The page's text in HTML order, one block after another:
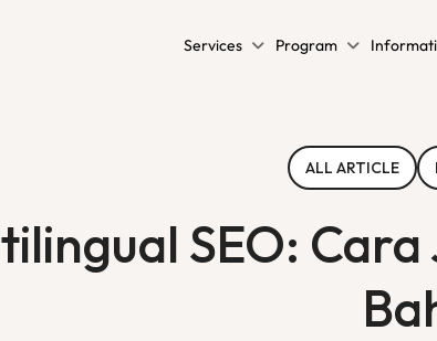
Services Program
ALL ARTICLE
SEO: